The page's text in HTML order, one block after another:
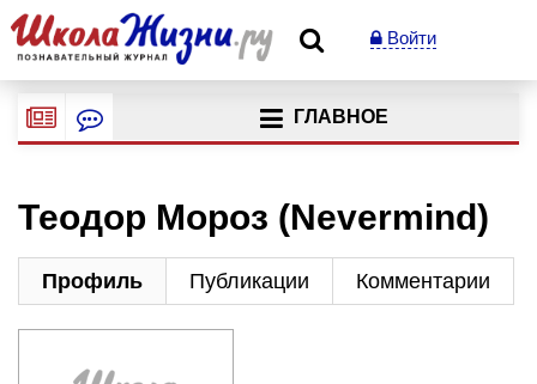
Войти
ГЛАВНОЕ
Теодор Мороз (Nevermind)
Профиль Публикации Комментарии